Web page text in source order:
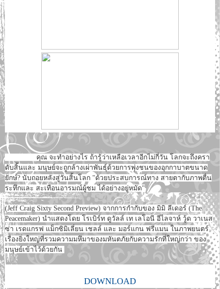
คุณ จะทำอย่างไร ถ้ารู้ว่าเหลือเวลาอีกไม่กี่วัน โลกจะถึงครา
ดับสิ้นและ มนุษย์จะถูกล้างเผ่าพันธุ์ด้วยการพุ่งชนของอุกกาบาตขนาด
ยักษ์? นับถอยหลังสู่วันสิ้นโลก "ด้วยประสบการณ์ทาง สายตากับภาพตื่น
ระทึกและ สะเทือนอารมณ์ผู้ชม ได้อย่างอยู่หมัด"
(Jeff Craig Sixty Second Preview) จากการกำกับของ มิมิ ลีเดอร์ (The
Peacemaker) นำแสดงโดย โรเบิร์ท ดูวัลล์ เท เลโอนี อีไลจาห์ วู้ด วาเนส
ซ่า เรดแกรฟ แม็กซิมิเลี่ยน เชลล์ และ มอร์แกน ฟรีแมน ในภาพยนตร์
เรื่องยิ่งใหญ่ที่รวมความมหึมาของมหันตภัยกับความรักที่ใหญ่กว่า ของ
มนุษย์เข้าไว้ด้วยกัน
DOWNLOAD